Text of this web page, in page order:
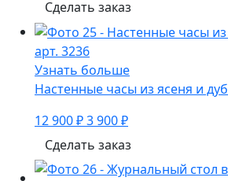
Сделать заказ
арт. 3236
Узнать больше
Настенные часы из ясеня и
12 900 ₽3 900 ₽
Сделать заказ